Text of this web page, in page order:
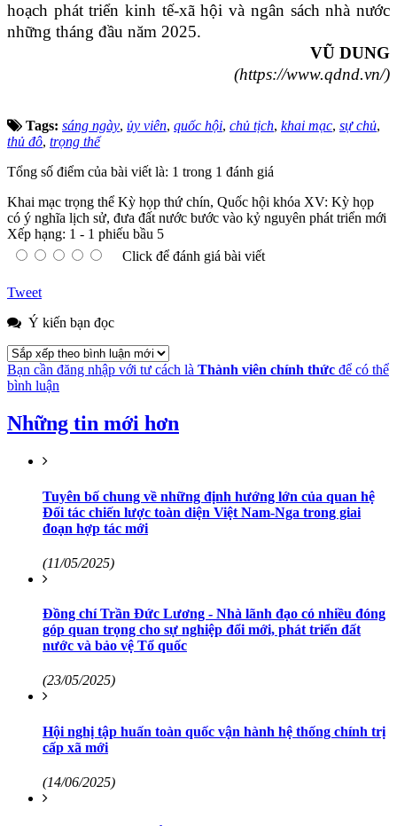
hoạch phát triển kinh tế-xã hội và ngân sách nhà nước
những tháng đầu năm 2025.
VŨ DUNG
(https://www.qdnd.vn/)
Tags: sáng ngày, ủy viên, quốc hội, chủ tịch, khai mạc, sự chủ,
thủ đô, trọng thể
Tổng số điểm của bài viết là: 1 trong 1 đánh giá
Khai mạc trọng thể Kỳ họp thứ chín, Quốc hội khóa XV: Kỳ họp
có ý nghĩa lịch sử, đưa đất nước bước vào kỷ nguyên phát triển mới
Xếp hạng: 1 - 1 phiếu bầu 5
Click để đánh giá bài viết
Tweet
Ý kiến bạn đọc
Bạn cần đăng nhập với tư cách là Thành viên chính thức để có thể
bình luận
Những tin mới hơn
Tuyên bố chung về những định hướng lớn của quan hệ
Đối tác chiến lược toàn diện Việt Nam-Nga trong giai
đoạn hợp tác mới
(11/05/2025)
Đồng chí Trần Đức Lương - Nhà lãnh đạo có nhiều đóng
góp quan trọng cho sự nghiệp đổi mới, phát triển đất
nước và bảo vệ Tổ quốc
(23/05/2025)
Hội nghị tập huấn toàn quốc vận hành hệ thống chính trị
cấp xã mới
(14/06/2025)